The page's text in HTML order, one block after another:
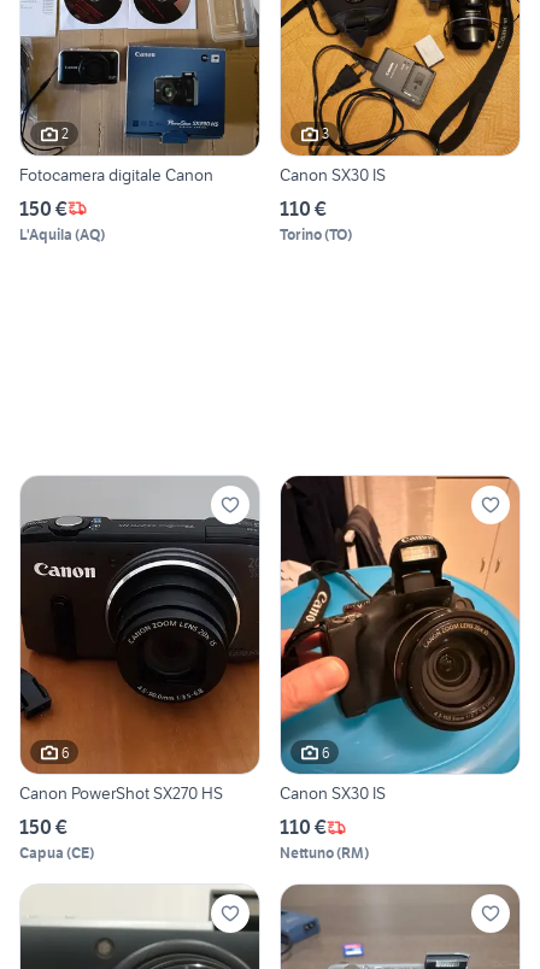
2
Fotocamera digitale Canon
150 €
L'Aquila (AQ)
3
Canon SX30 IS
110 €
Torino(TO)
6
Canon PowerShot SX270 HS
150 €
Capua (CE)
6
Canon SX30 IS
110 €
Nettuno(RM)